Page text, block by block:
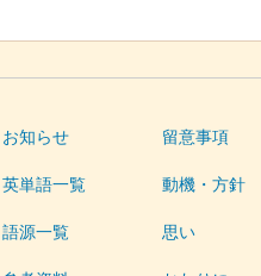
お知らせ
英単語一覧
語源一覧
留意事項
動機・方針
思い